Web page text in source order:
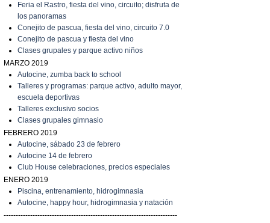
Feria el Rastro, fiesta del vino, circuito; disfruta de
los panoramas
Conejito de pascua, fiesta del vino, circuito 7.0
Conejito de pascua y fiesta del vino
C lases grupales y parque activo niños
MARZO 2019
Autocine, zumba back to school
Talleres y programas: parque activo, adulto mayor,
escuela deportivas
Talleres exclusivo socios
C lases grupales gimnasio
FEBRERO 2019
Autocine, sábado 23 de febrero
Autocine 14 de febrero
Club House celebraciones, precios especiales
ENERO 2019
Piscina, entrenamiento, hidrogimnasia
Autocine, happy hour, hidrogimnasia y natación
------------------------------------------------------------------------